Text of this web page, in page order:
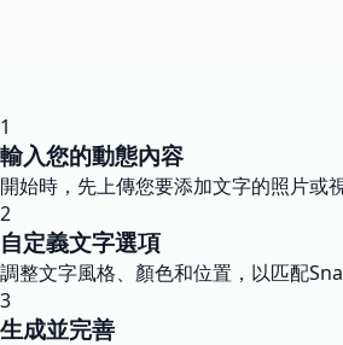
1
輸入您的動態內容
開始時，先上傳您要添加文字的照片或
2
自定義文字選項
調整文字風格、顏色和位置，以匹配
3
生成並完善